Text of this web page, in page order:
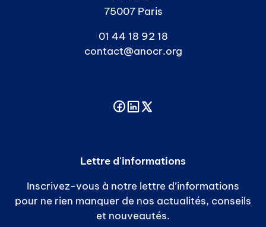
75007 Paris
01 44 18 92 18
contact@anocr.org
Lettre d'informations
Inscrivez-vous à notre lettre d’informations
pour ne rien manquer de nos actualités, conseils
et nouveautés.